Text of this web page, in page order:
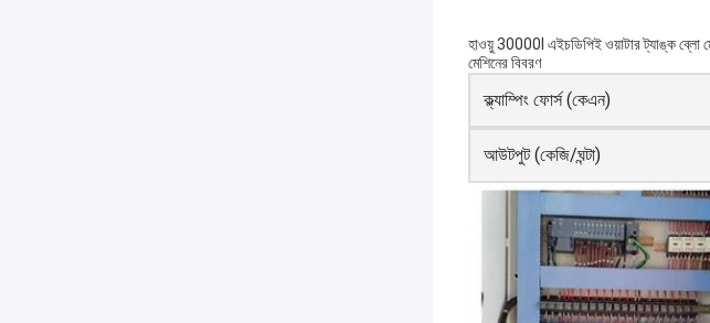
হাওয়ু 30000l এইচডিপিই ওয়াটার ট্যাঙ্ক ব্লো
মেশিনের বিবরণ
ক্ল্যাম্পিং ফোর্স (কেএন)
আউটপুট (কেজি/ঘন্টা)